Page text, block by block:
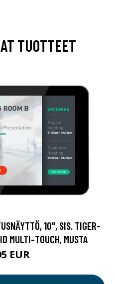
TUOTTEET
10", SIS. TIGER-
MULTI-TOUCH, MUSTA
EUR